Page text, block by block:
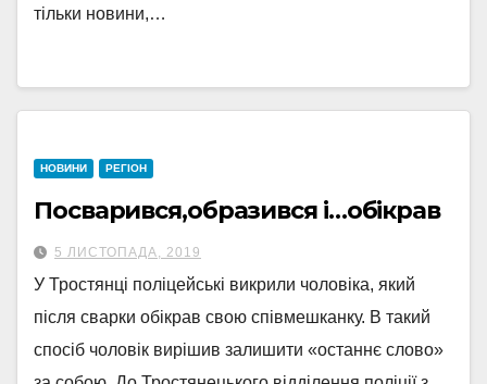
тільки новини,…
НОВИНИ РЕГІОН
Посварився,образився і…обікрав
5 ЛИСТОПАДА, 2019
У Тростянці поліцейські викрили чоловіка, який
після сварки обікрав свою співмешканку. В такий
спосіб чоловік вирішив залишити «останнє слово»